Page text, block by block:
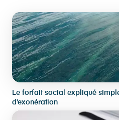
Le forfait social expliqué
d’exonération